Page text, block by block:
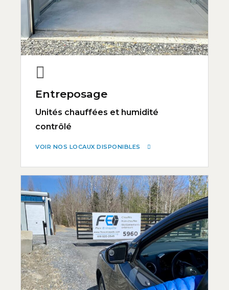
Entreposage
Unités chauffées et humidité
contrôlé
VOIR NOS LOCAUX DISPONIBLES